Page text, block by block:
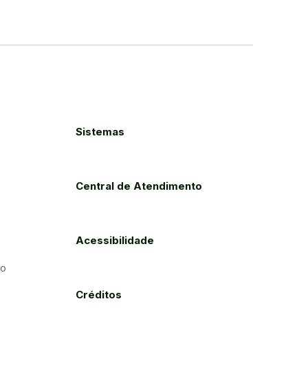
Sistemas
Central de Atendimento
Acessibilidade
Créditos